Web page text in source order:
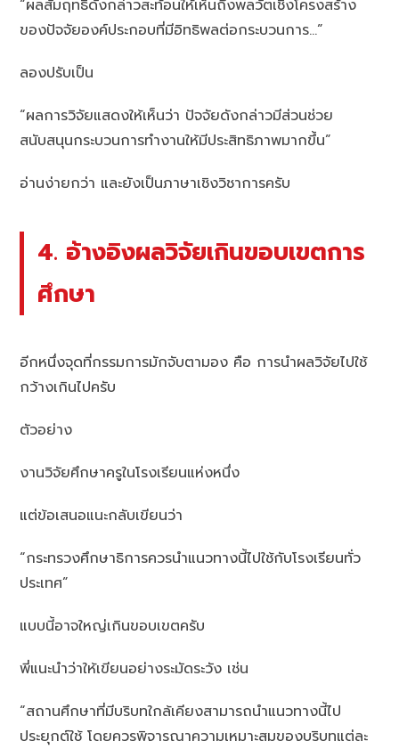
“ผลสัมฤทธิ์ดังกล่าวสะท้อนให้เห็นถึงพลวัตเชิงโครงสร้าง
ของปัจจัยองค์ประกอบที่มีอิทธิพลต่อกระบวนการ…”
ลองปรับเป็น
“ผลการวิจัยแสดงให้เห็นว่า ปัจจัยดังกล่าวมีส่วนช่วย
สนับสนุนกระบวนการทำงานให้มีประสิทธิภาพมากขึ้น”
อ่านง่ายกว่า และยังเป็นภาษาเชิงวิชาการครับ
4. อ้างอิงผลวิจัยเกินขอบเขตการ
ศึกษา
อีกหนึ่งจุดที่กรรมการมักจับตามอง คือ การนำผลวิจัยไปใช้
กว้างเกินไปครับ
ตัวอย่าง
งานวิจัยศึกษาครูในโรงเรียนแห่งหนึ่ง
แต่ข้อเสนอแนะกลับเขียนว่า
“กระทรวงศึกษาธิการควรนำแนวทางนี้ไปใช้กับโรงเรียนทั่ว
ประเทศ”
แบบนี้อาจใหญ่เกินขอบเขตครับ
พี่แนะนำว่าให้เขียนอย่างระมัดระวัง เช่น
“สถานศึกษาที่มีบริบทใกล้เคียงสามารถนำแนวทางนี้ไป
ประยุกต์ใช้ โดยควรพิจารณาความเหมาะสมของบริบทแต่ละ